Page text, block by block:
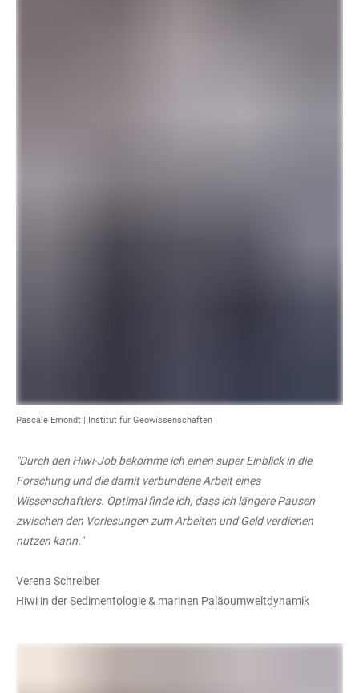
Pascale Emondt | Institut für Geowissenschaften
"Durch den Hiwi-Job bekomme ich einen super Einblick in die
Forschung und die damit verbundene Arbeit eines
Wissenschaftlers. Optimal finde ich, dass ich längere Pausen
zwischen den Vorlesungen zum Arbeiten und Geld verdienen
nutzen kann."
Verena Schreiber
Hiwi in der Sedimentologie & marinen Paläoumweltdynamik